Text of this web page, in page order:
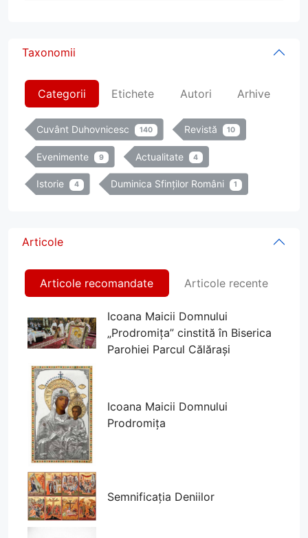
Taxonomii
Categorii Etichete Autori Arhive
Cuvânt Duhovnicesc 140 Revistă 10
Evenimente 9 Actualitate 4
Istorie 4 Duminica Sfinților Români 1
Articole
Articole recomandate Articole recente
Icoana Maicii Domnului
„Prodromița” cinstită în Biserica
Parohiei Parcul Călărași
Icoana Maicii Domnului
Prodromița
Semnificația Deniilor